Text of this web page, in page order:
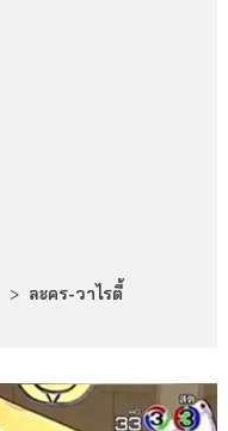
> ละคร-วาไรตี้